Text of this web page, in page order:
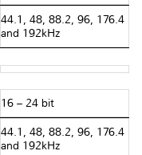
44.1, 48, 88.2, 96, 176.4
and 192kHz
16 – 24 bit
44.1, 48, 88.2, 96, 176.4
and 192kHz